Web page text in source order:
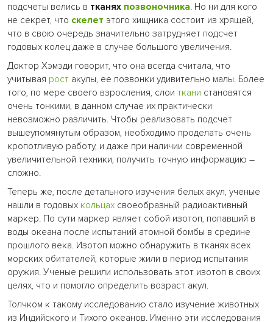
подсчеты велись в тканях позвоночника. Но ни для кого
не секрет, что скелет этого хищника состоит из хрящей,
что в свою очередь значительно затрудняет подсчет
годовых колец даже в случае большого увеличения.
Доктор Хэмэди говорит, что она всегда считала, что
учитывая рост акулы, ее позвонки удивительно малы. Более
того, по мере своего взросления, слои ткани становятся
очень тонкими, в данном случае их практически
невозможно различить. Чтобы реализовать подсчет
вышеупомянутым образом, необходимо проделать очень
кропотливую работу, и даже при наличии современной
увеличительной техники, получить точную информацию –
сложно.
Теперь же, после детального изучения белых акул, ученые
нашли в годовых кольцах своеобразный радиоактивный
маркер. По сути маркер являет собой изотоп, попавший в
воды океана после испытаний атомной бомбы в средине
прошлого века. Изотоп можно обнаружить в тканях всех
морских обитателей, которые жили в период испытания
оружия. Ученые решили использовать этот изотоп в своих
целях, что и помогло определить возраст акул.
Толчком к такому исследованию стало изучение животных
из Индийского и Тихого океанов. Именно эти исследования